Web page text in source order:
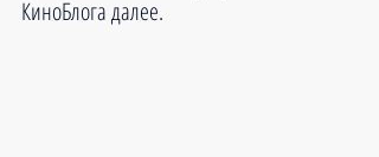
КиноБлога далее.